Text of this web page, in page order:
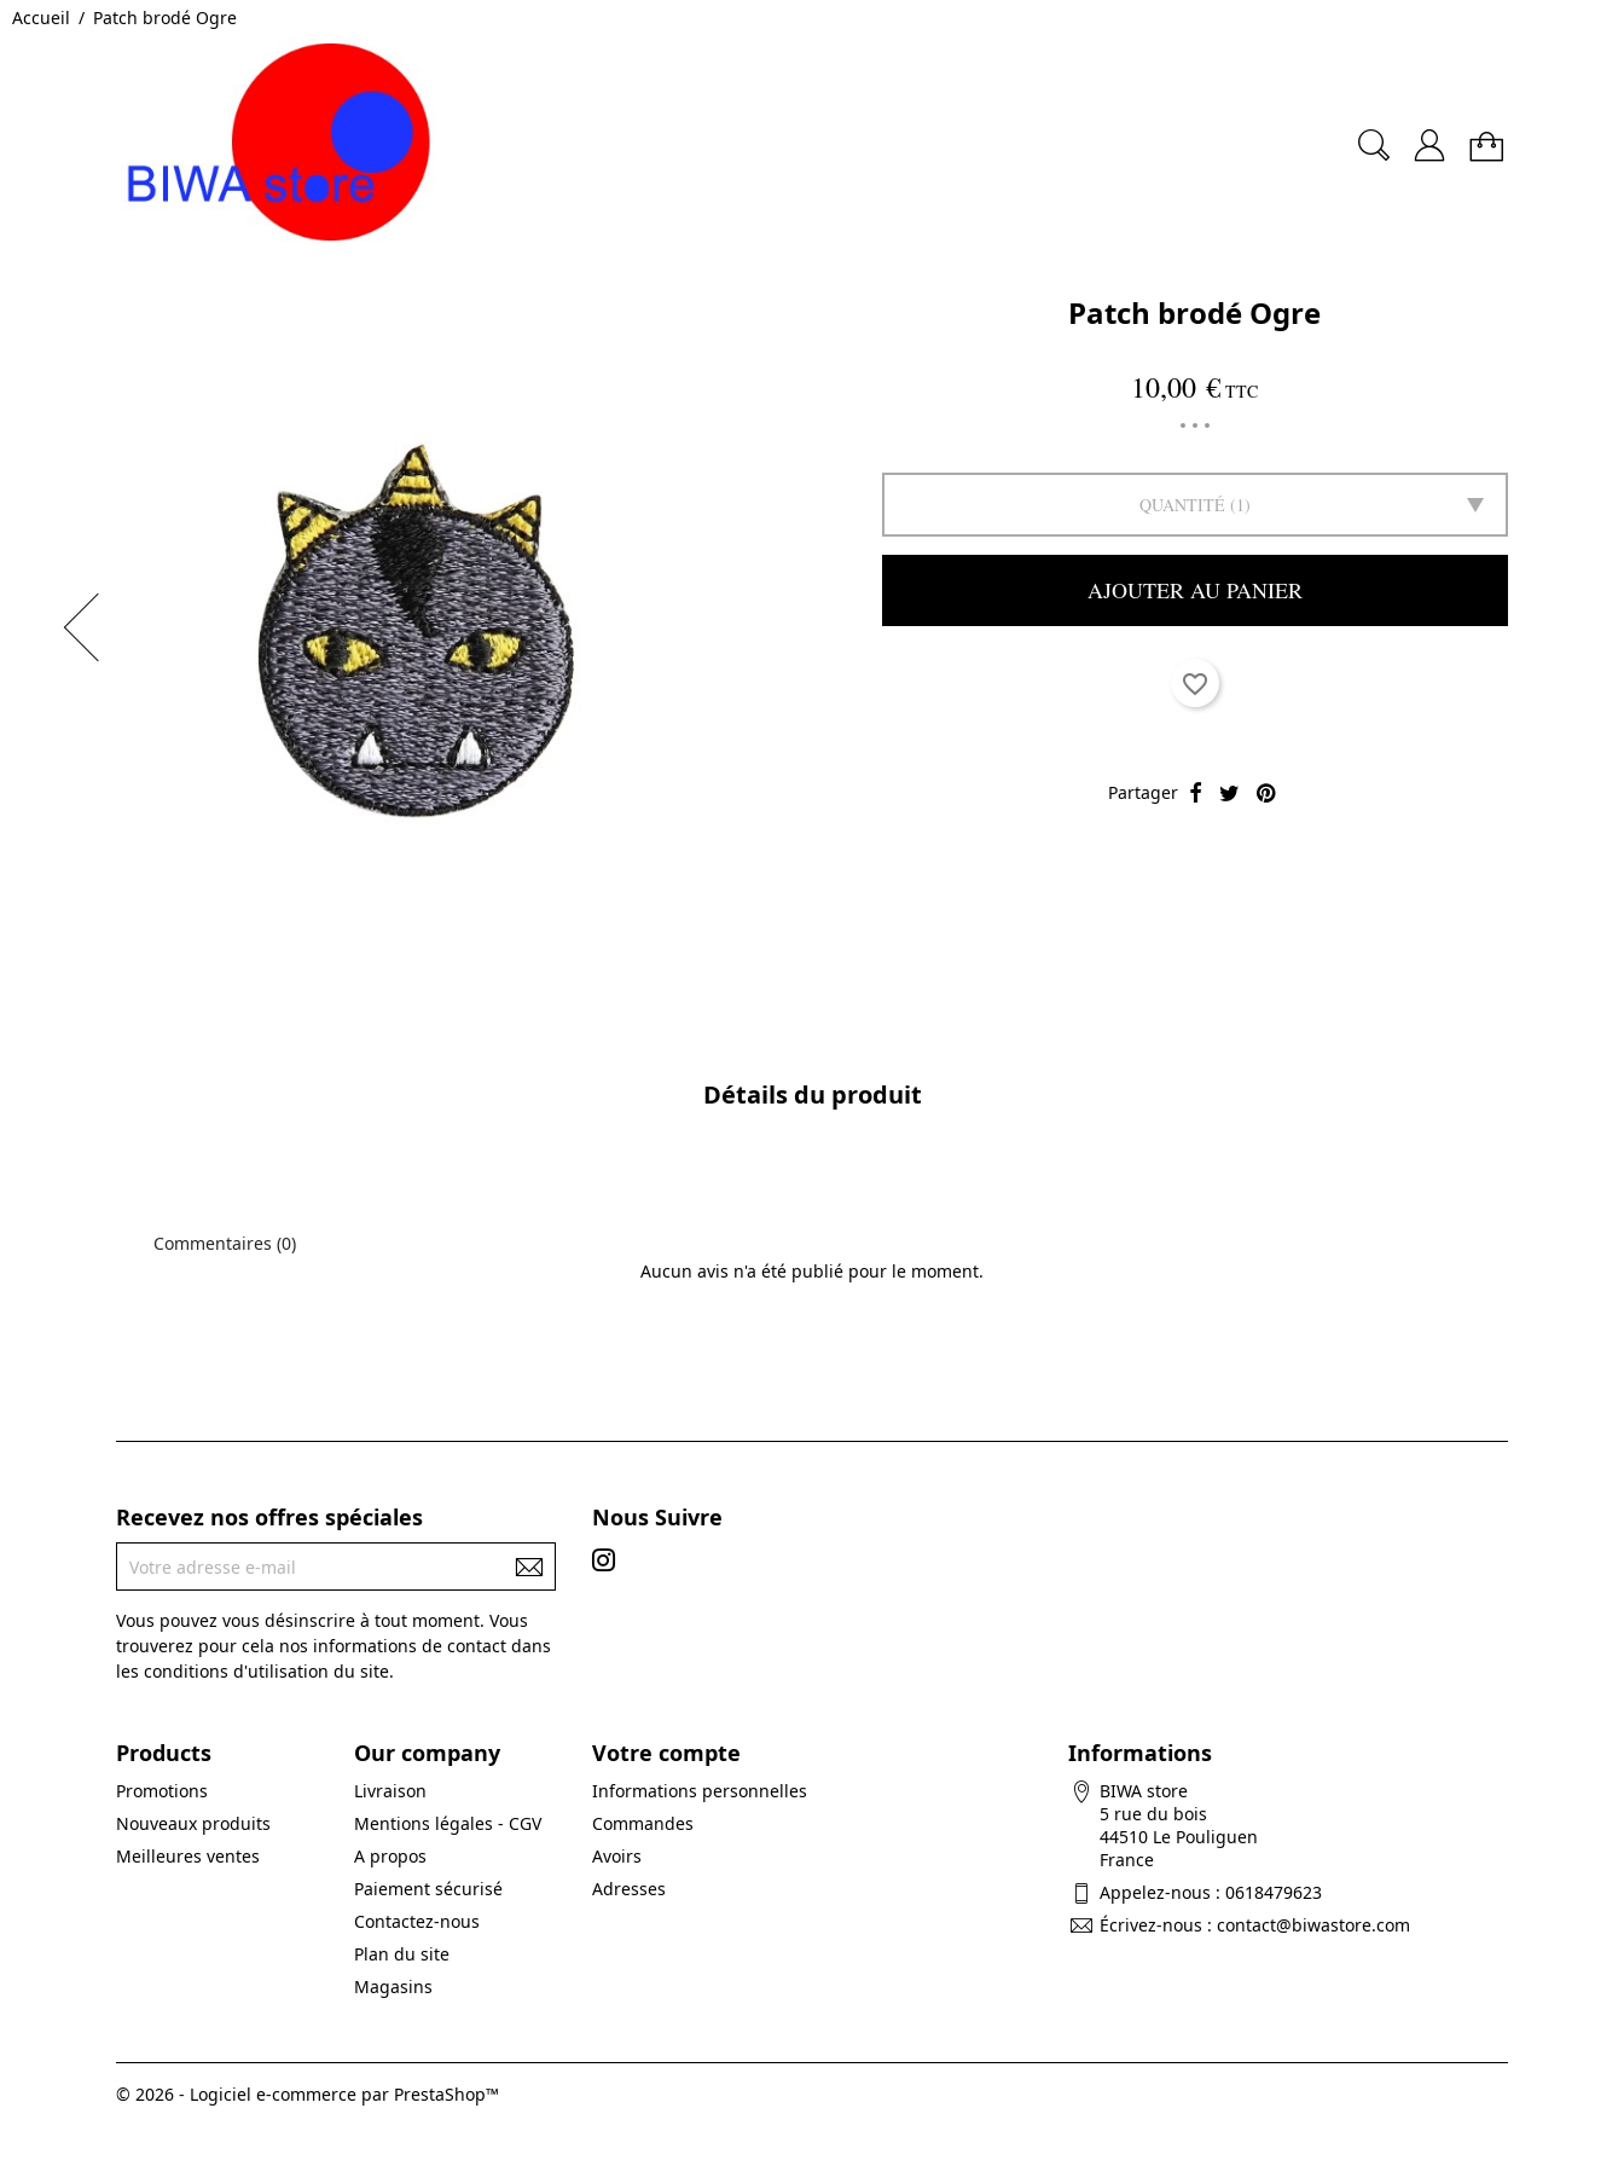
Accueil Patch brodé Ogre
Patch brodé Ogre
10,00 € TTC
QUANTITÉ 1
AJOUTER AU PANIER
favorite_border
Partager
Détails du produit
Commentaires (0)
Aucun avis n'a été publié pour le moment.
Recevez nos offres spéciales
Vous pouvez vous désinscrire à tout moment. Vous
trouverez pour cela nos informations de contact dans
les conditions d'utilisation du site.
Nous Suivre
Products
Promotions
Nouveaux produits
Meilleures ventes
Our company
Livraison
Mentions légales - CGV
A propos
Paiement sécurisé
Contactez-nous
Plan du site
Magasins
Votre compte
Informations personnelles
Commandes
Avoirs
Adresses
Informations
BIWA store
5 rue du bois
44510 Le Pouliguen
France
Appelez-nous : 0618479623
Écrivez-nous : contact@biwastore.com
© 2026 - Logiciel e-commerce par PrestaShop™